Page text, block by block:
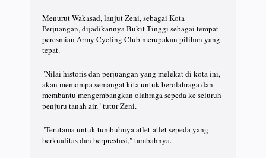
Menurut Wakasad, lanjut Zeni, sebagai Kota
Perjuangan, dijadikannya Bukit Tinggi sebagai tempat
peresmian Army Cycling Club merupakan pilihan yang
tepat.
"Nilai historis dan perjuangan yang melekat di kota ini,
akan memompa semangat kita untuk berolahraga dan
membantu mengembangkan olahraga sepeda ke seluruh
penjuru tanah air," tutur Zeni.
"Terutama untuk tumbuhnya atlet-atlet sepeda yang
berkualitas dan berprestasi," tambahnya.